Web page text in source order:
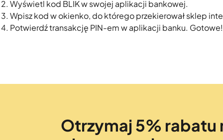
Wyświetl kod BLIK w swojej aplikacji bankowej.
Wpisz kod w okienko, do którego przekierował sklep
Potwierdź transakcję PIN-em w aplikacji banku. Gotowe!
Otrzymaj 5% rabatu